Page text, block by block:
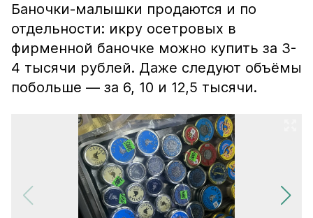
Баночки-малышки продаются и по
отдельности: икру осетровых в
фирменной баночке можно купить за 3-
4 тысячи рублей. Даже следуют объёмы
побольше — за 6, 10 и 12,5 тысячи.